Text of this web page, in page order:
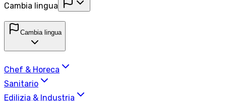
Cambia lingua
Cambia lingua
Chef & Horeca
Sanitario
Edilizia & Industria